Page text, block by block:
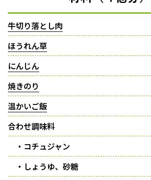
牛切り落とし肉
ほうれん草
にんじん
焼きのり
温かいご飯
合わせ調味料
・コチュジャン
・しょうゆ、砂糖